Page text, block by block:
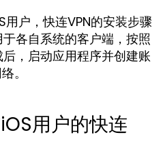
户，快连VPN的安装步骤
各自系统的客户端，按照
，启动应用程序并创建账
。
用户的快连